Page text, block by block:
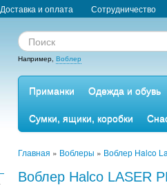
Доставка и оплата Сотрудничество
Например, Воблер
Приманки
Одежда и обувь
Сумки, ящики, коробки
Главная » Воблеры » Воблер Halco
Воблер Halco LASER